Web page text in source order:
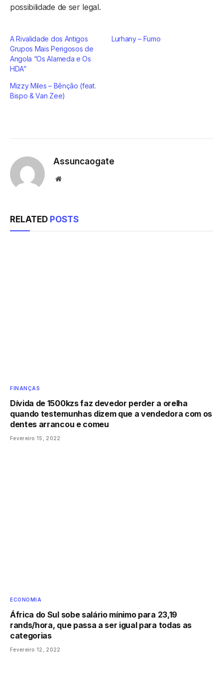
possibilidade de ser legal.
A Rivalidade dos Antigos
Grupos Mais Perigosos de
Angola “Os Alameda e Os
HDA”
Lurhany – Fumo
Mizzy Miles – Bênção (feat.
Bispo & Van Zee)
Assuncaogate
Website
RELATED POSTS
FINANÇAS
Dívida de 1500kzs faz devedor perder a orelha
quando testemunhas dizem que a vendedora com os
dentes arrancou e comeu
Fevereiro 15, 2022
ECONOMIA
África do Sul sobe salário mínimo para 23,19
rands/hora, que passa a ser igual para todas as
categorias
Fevereiro 12, 2022